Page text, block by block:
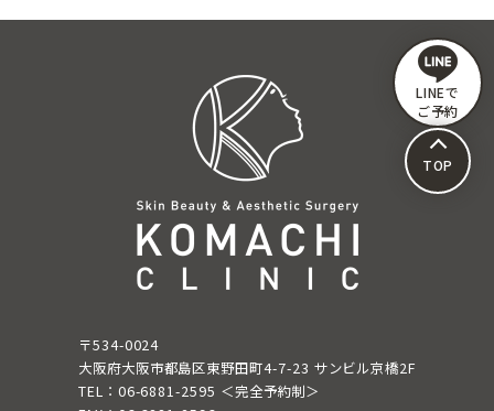
送
〒534-0024
大阪府大阪市都島区東野田町4-7-23 サンビル京橋2F
TEL：06-6881-2595 ＜完全予約制＞
LINEで
ご予約
TOP